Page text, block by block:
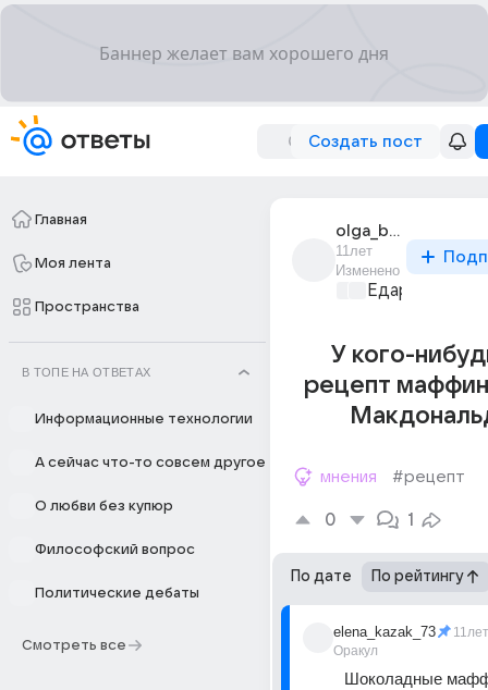
Создать пост
Главная
Моя лента
Пространства
В ТОПЕ НА ОТВЕТАХ
Информационные технологии
А сейчас что-то совсем другое
О любви без купюр
Философский вопрос
Политические дебаты
Смотреть все
olga_baburina_62
11лет
Изменено
Едариум
У кого-
рецепт
мнения #рецепт
0 1
По дате По рейтингу
elena_kazak_73
Оракул
11лет
Шоколадные